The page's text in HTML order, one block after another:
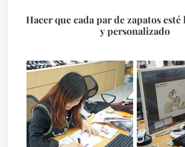
Hacer que cada par de zapatos esté
y personalizado